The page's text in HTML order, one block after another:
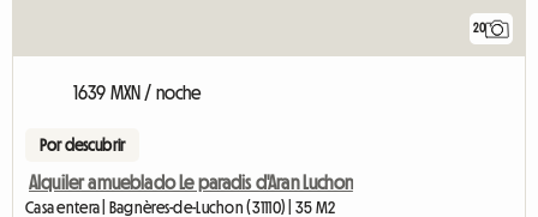
20
1639 MXN / noche
Por descubrir
Alquiler amueblado Le paradis d'Aran Luchon
Casa entera | Bagnères-de-Luchon (31110) | 35 M2